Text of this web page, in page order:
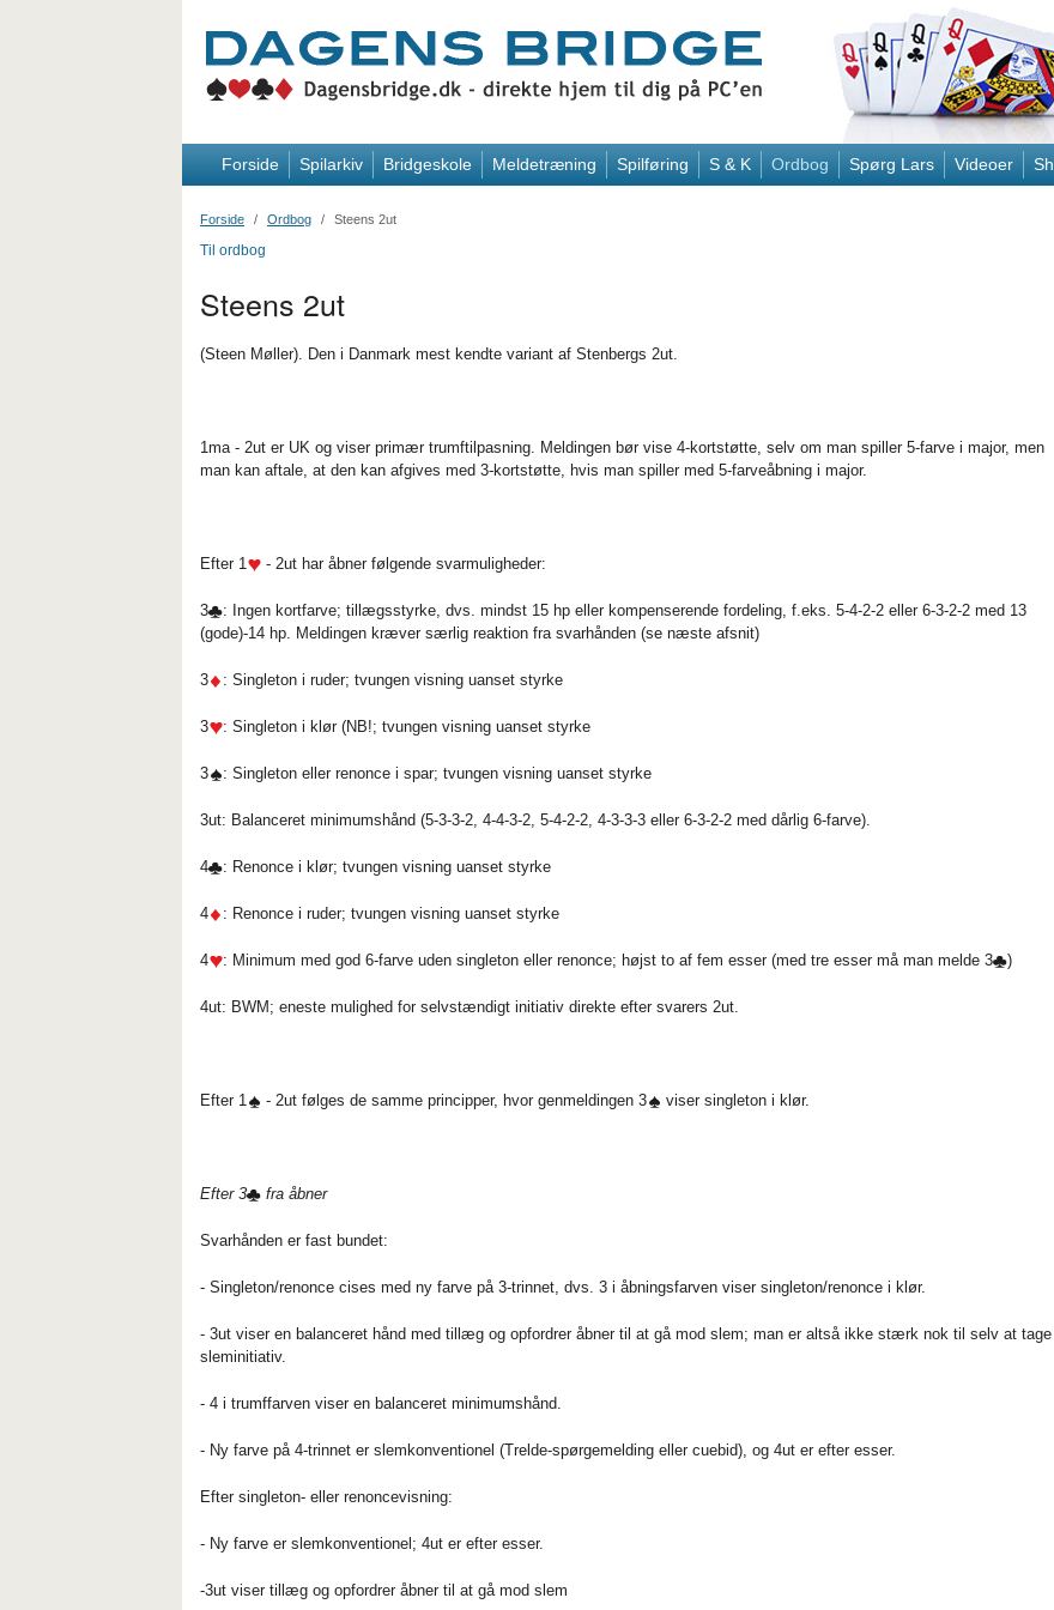
Forside Spilarkiv Bridgeskole Meldetræning Spilføring S & K Ordbog Spørg Lars Videoer
Forside Ordbog Steens 2ut
Til ordbog
Steens 2ut
(Steen Møller). Den i Danmark mest kendte variant af Stenbergs 2ut.
1ma - 2ut er UK og viser primær trumftilpasning. Meldingen bør vise 4-kortstøtte, selv om man spiller 5-farve i major, men
man kan aftale, at den kan afgives med 3-kortstøtte, hvis man spiller med 5-farveåbning i major.
Efter 1 - 2ut har åbner følgende svarmuligheder:
3
: Ingen kortfarve; tillægsstyrke, dvs. mindst 15 hp eller kompenserende fordeling, f.eks. 5-4-2-2 eller 6-3-2-2 med 13
(gode)-14 hp. Meldingen kræver særlig reaktion fra svarhånden (se næste afsnit)
3 : Singleton i ruder; tvungen visning uanset styrke
3 : Singleton i klør (NB!; tvungen visning uanset styrke
3 : Singleton eller renonce i spar; tvungen visning uanset styrke
3ut: Balanceret minimumshånd (5-3-3-2, 4-4-3-2, 5-4-2-2, 4-3-3-3 eller 6-3-2-2 med dårlig 6-farve).
4 : Renonce i klør; tvungen visning uanset styrke
4 : Renonce i ruder; tvungen visning uanset styrke
4 : Minimum med god 6-farve uden singleton eller renonce; højst to af fem esser (med tre esser må man melde 3 )
4ut: BWM; eneste mulighed for selvstændigt initiativ direkte efter svarers 2ut.
Efter 1 - 2ut følges de samme principper, hvor genmeldingen 3 viser singleton i klør.
Efter 3 fra åbner
Svarhånden er fast bundet:
- Singleton/renonce cises med ny farve på 3-trinnet, dvs. 3 i åbningsfarven viser singleton/renonce i klør.
- 3ut viser en balanceret hånd med tillæg og opfordrer åbner til at gå mod slem; man er altså ikke stærk nok til selv at tage
sleminitiativ.
- 4 i trumffarven viser en balanceret minimumshånd.
- Ny farve på 4-trinnet er slemkonventionel (Trelde-spørgemelding eller cuebid), og 4ut er efter esser.
Efter singleton- eller renoncevisning:
- Ny farve er slemkonventionel; 4ut er efter esser.
-3ut viser tillæg og opfordrer åbner til at gå mod slem